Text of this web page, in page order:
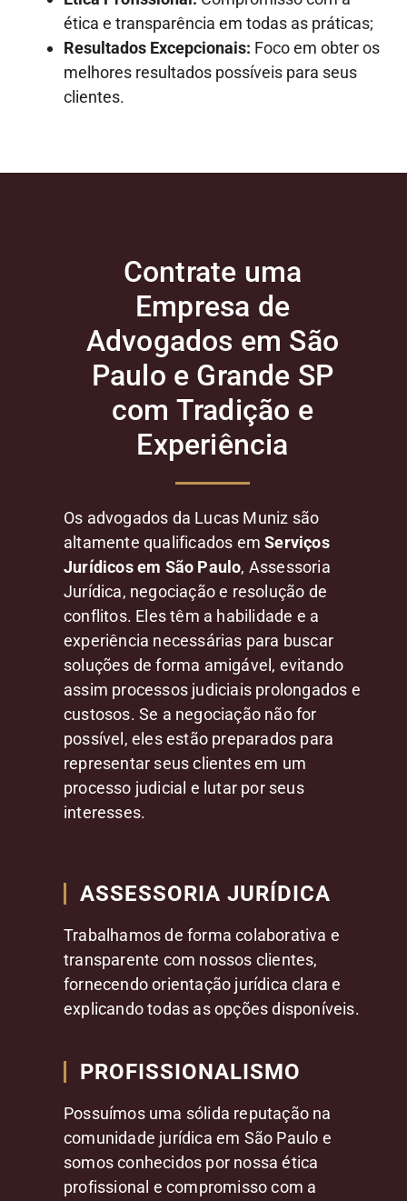
ética e transparência em todas as práticas;
Resultados Excepcionais: Foco em obter os
melhores resultados possíveis para seus
clientes.
Contrate uma
Empresa de
Advogados em São
Paulo e Grande SP
com Tradição e
Experiência
Os advogados da Lucas Muniz são
altamente qualificados emServiços
Jurídicos em São Paulo, Assessoria
Jurídica, negociação e resolução de
conflitos. Eles têm a habilidade e a
experiência necessárias para buscar
soluções de forma amigável, evitando
assim processos judiciais prolongados e
custosos. Se a negociação não for
possível, eles estão preparados para
representar seus clientes em um
processo judicial e lutar por seus
interesses.
ASSESSORIA JURÍDICA
Trabalhamos de forma colaborativa e
transparente com nossos clientes,
fornecendo orientação jurídica clara e
explicando todas as opções disponíveis.
PROFISSIONALISMO
Possuímos uma sólida reputação na
comunidade jurídica em São Paulo e
somos conhecidos por nossa ética
profissional e compromisso com a